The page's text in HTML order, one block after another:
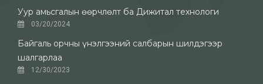
Уур амьсгалын өөрчлөлт ба Дижитал технологи
03/20/2024
Байгаль орчны үнэлгээний салбарын шилдэгээр
шалгарлаа
12/30/2023